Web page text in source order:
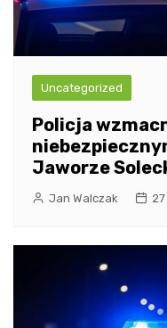
Uncategorized
Policja
Jaworze
Jan Walczak